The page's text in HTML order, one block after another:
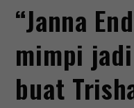
“Janna
mimpi
buat